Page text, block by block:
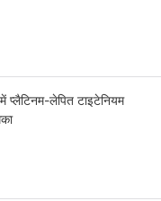
प्लैटिनम-लेपित टाइटेनियम